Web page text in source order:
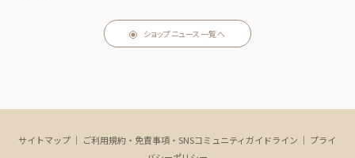
ショップニュース一覧へ
サイトマップ ｜ ご利用規約・免責事項・SNSコミュニティガイドライン ｜ プライ